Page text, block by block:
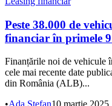
Peste 38.000 de
financiar în primele
Finanțările noi de vehicule
cele mai recente date
din România (ALB)...